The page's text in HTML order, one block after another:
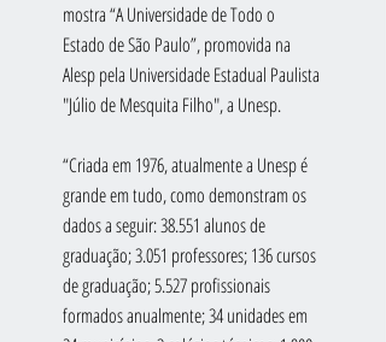
mostra “A Universidade de Todo o
Estado de São Paulo”, promovida na
Alesp pela Universidade Estadual Paulista
"Júlio de Mesquita Filho", a Unesp.
“Criada em 1976, atualmente a Unesp é
grande em tudo, como demonstram os
dados a seguir: 38.551 alunos de
graduação; 3.051 professores; 136 cursos
de graduação; 5.527 profissionais
formados anualmente; 34 unidades em